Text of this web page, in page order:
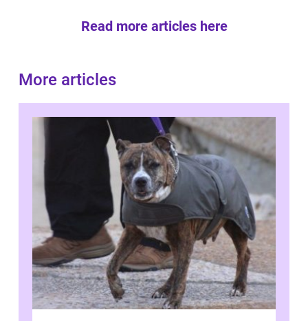
Read more articles here
More articles